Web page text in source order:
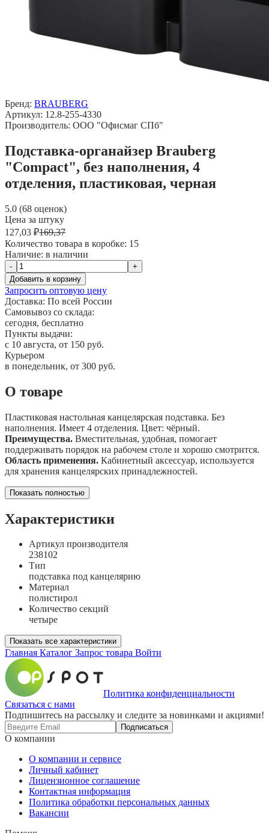
Бренд: BRAUBERG
Артикул: 12.8-255-4330
Производитель: ООО "Офисмаг СПб"
Подставка-органайзер Brauberg
"Compact", без наполнения, 4
отделения, пластиковая, черная
5.0 (68 оценок)
Цена за штуку
127,03 ₽169,37
Количество товара в коробке: 15
Наличие: в наличии
-
+
Добавить в корзину
Запросить оптовую цену
Доставка: По всей России
Самовывоз со склада:
сегодня, бесплатно
Пункты выдачи:
c 10 августа, от 150 руб.
Курьером
в понедельник, от 300 руб.
О товаре
Пластиковая настольная канцелярская подставка. Без
наполнения. Имеет 4 отделения. Цвет: чёрный.
Преимущества. Вместительная, удобная, помогает
поддерживать порядок на рабочем столе и хорошо смотрится.
Область применения. Кабинетный аксессуар, используется
для хранения канцелярских принадлежностей.
Показать полностью
Характеристики
Артикул производителя
238102
Тип
подставка под канцелярию
Материал
полистирол
Количество секций
четыре
Показать все характеристики
Главная Каталог Запрос товара Войти
Политика конфиденциальности
Связаться с нами
Подпишитесь на рассылку и следите за новинками и акциями!
Подписаться
О компании
О компании и сервисе
Личный кабинет
Лицензионное соглашение
Контактная информация
Политика обработки персональных данных
Вакансии